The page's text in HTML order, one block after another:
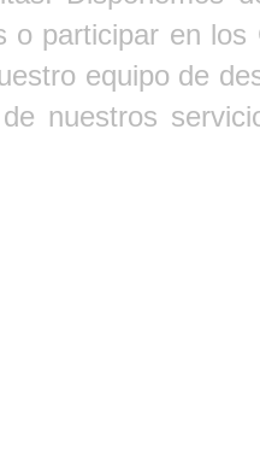
o participar en
equipo de
nuestros